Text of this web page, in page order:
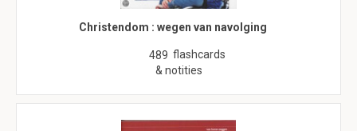
Christendom : wegen van navolging
489 flashcards
& notities